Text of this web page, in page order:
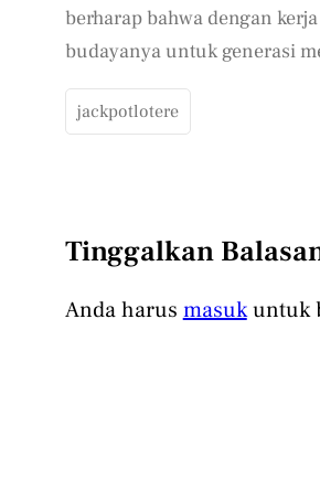
berharap bahwa dengan
budayanya untuk generasi
jackpotlotere
Tinggalkan
Anda harusmasukuntuk